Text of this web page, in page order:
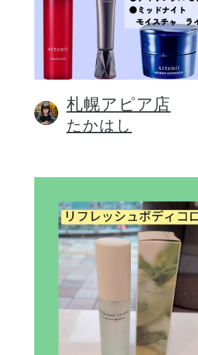
札幌アピア店
たかはし